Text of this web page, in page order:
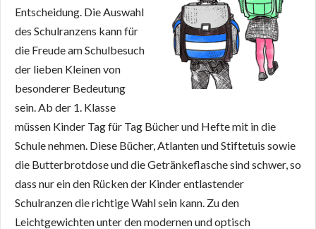
Entscheidung. Die Auswahl
des Schulranzens kann für
die Freude am Schulbesuch
der lieben Kleinen von
besonderer Bedeutung
sein. Ab der 1. Klasse
müssen Kinder Tag für Tag Bücher und Hefte mit in die
Schule nehmen. Diese Bücher, Atlanten und Stiftetuis sowie
die Butterbrotdose und die Getränkeflasche sind schwer, so
dass nur ein den Rücken der Kinder entlastender
Schulranzen die richtige Wahl sein kann. Zu den
Leichtgewichten unter den modernen und optisch